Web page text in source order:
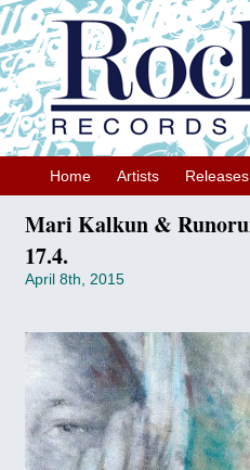
Home Artists Releases
Mari Kalkun &
17.4.
April 8th, 2015